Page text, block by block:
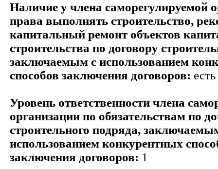
Наличие у члена саморегулируемой
права выполнять строительство,
капитальный ремонт объектов
строительства по договору
заключаемым с использованием
способов заключения договоров: есть
Уровень ответственности члена
организации по обязательствам по
строительного подряда,
использованием конкурентных
заключения договоров: 1